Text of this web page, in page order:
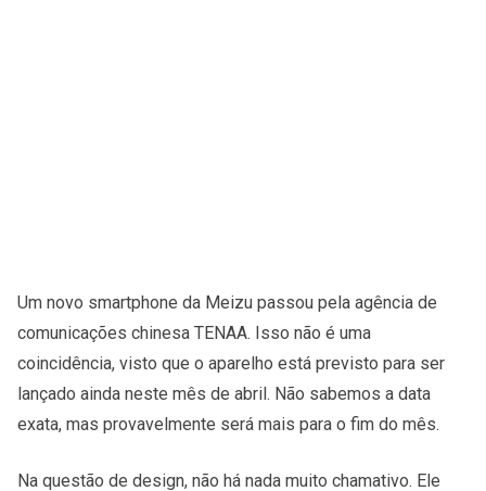
Um novo smartphone da Meizu passou pela agência de
comunicações chinesa TENAA. Isso não é uma
coincidência, visto que o aparelho está previsto para ser
lançado ainda neste mês de abril. Não sabemos a data
exata, mas provavelmente será mais para o fim do mês.
Na questão de design, não há nada muito chamativo. Ele